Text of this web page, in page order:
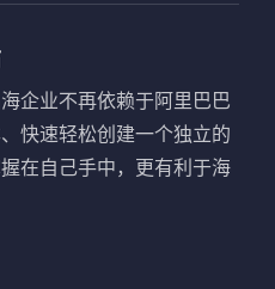
企业不再依赖于阿里巴巴
快速轻松创建一个独立的
在自己手中，更有利于海